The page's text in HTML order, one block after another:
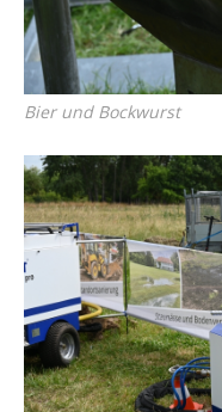
Bier und Bockwurst